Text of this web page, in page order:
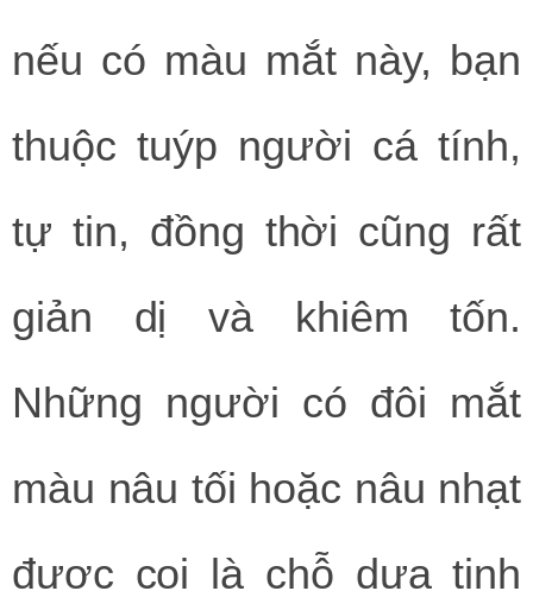
nếu có màu mắt này, bạn
thuộc tuýp người cá tính,
tự tin, đồng thời cũng rất
giản dị và khiêm tốn.
Những người có đôi mắt
màu nâu tối hoặc nâu nhạt
được coi là chỗ dựa tinh